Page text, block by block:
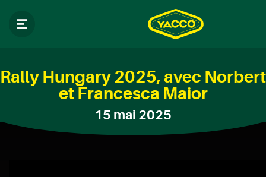
Rally Hungary 2025, avec Norbert
et Francesca Maior
15 mai 2025